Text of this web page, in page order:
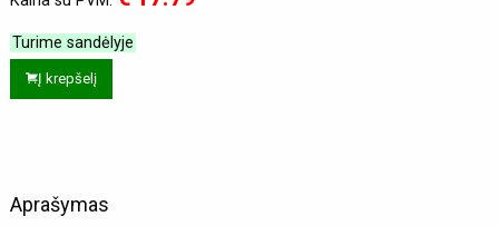
Turime sandėlyje
Į krepšelį
Aprašymas